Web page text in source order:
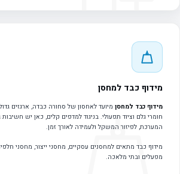
מידוף כבד למחסן
מידוף כבד למחסן מיועד לאחסון של סחורה כבדה, ארגזים
חומרי גלם וציוד תפעולי. בניגוד למדפים קלים, כאן יש חשיבות
המערכת, לפיזור המשקל ולעמידה לאורך זמן.
מידוף כבד מתאים למחסנים עסקיים, מחסני ייצור, מחסני
מפעלים ובתי מלאכה.